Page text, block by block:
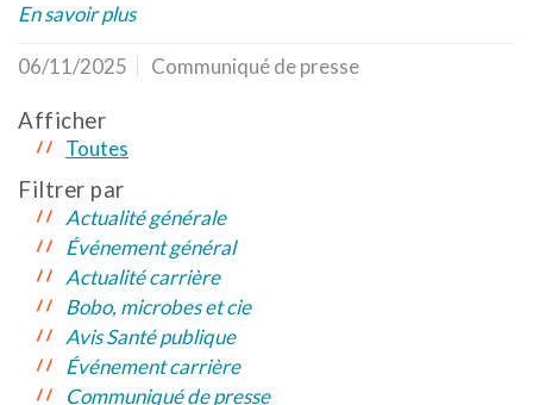
En savoir plus
06/11/2025 Communiqué de presse
Afficher
Toutes
Filtrer par
Actualité générale
Événement général
Actualité carrière
Bobo, microbes et cie
Avis Santé publique
Événement carrière
Communiqué de presse